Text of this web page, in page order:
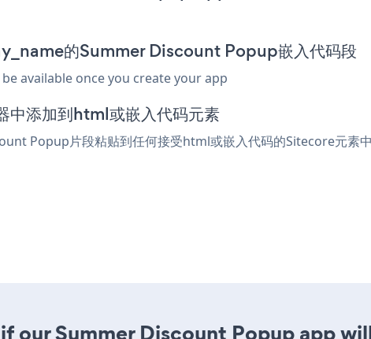
的Summer Discount Popup嵌入代码段
available once you create your app
中添加到html或嵌入代码元素
Popup片段粘贴到任何接受html或嵌入代码的Sitecore元素
our Summer Discount Popup app